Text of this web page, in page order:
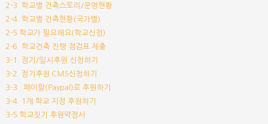
2-3. 학교별 건축스토리/운영현황
2-4. 학교별 건축현황(국가별)
2-5 학교가 필요해요(학교신청)
2-6. 학교건축 진행 점검표 제출
3-1. 정기/일시후원 신청하기
3-2. 정기후원 CMS신청하기
3-3.. 페이팔(Paypal)로 후원하기
3-4. 1개 학교 지정 후원하기
3-5.학교짓기 후원약정서